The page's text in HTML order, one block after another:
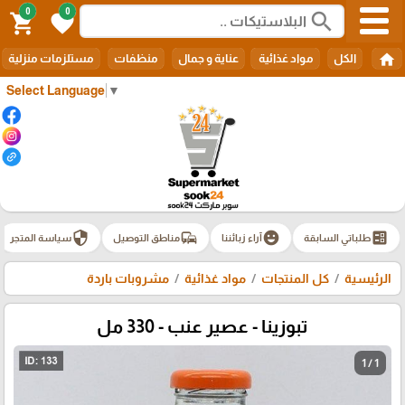
Select Language ▼
search
0
favorite
0
shopping_cart
home الكل مواد غذائية عناية و جمال منظفات مستلزمات منزلية
ballotطلباتي السابقة emoji_emotionsآراء زبائننا commuteمناطق التوصيل securityسياسة المتجر
الرئيسية كل المنتجات مواد غذائية مشروبات باردة
تبوزينا - عصير عنب - 330 مل
1 / 1